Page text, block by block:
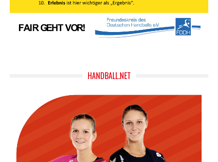
HANDBALL.NET